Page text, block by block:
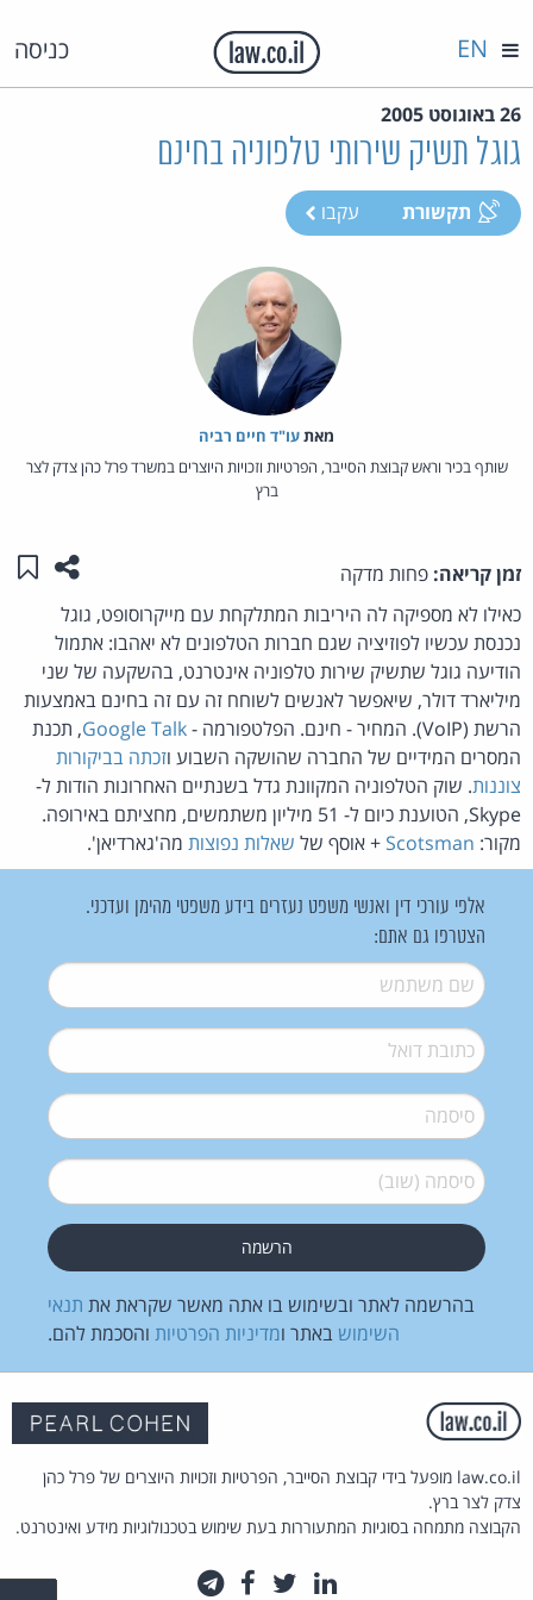
כניסה EN
26 באוגוסט 2005
גוגל תשיק שירותי טלפוניה בחינם
תקשורת עקבו
מאת‏עו"ד חיים רביה
שותף בכיר וראש קבוצת הסייבר, הפרטיות וזכויות היוצרים במשרד פרל כהן צדק לצר
ברץ
זמן קריאה: פחות מדקה שתפו
כאילו לא מספיקה לה היריבות המתלקחת עם מייקרוסופט, גוגל
נכנסת עכשיו לפוזיציה שגם חברות הטלפונים לא יאהבו: אתמול
הודיעה גוגל שתשיק שירות טלפוניה אינטרנט, בהשקעה של שני
מיליארד דולר, שיאפשר לאנשים לשוחח זה עם זה בחינם באמצעות
הרשת (VoIP). המחיר - חינם. הפלטפורמה -
Google Talk, תכנת
המסרים המידיים של החברה שהושקה השבוע וזכתה בביקורות
צוננות. שוק הטלפוניה המקוונת גדל בשנתיים האחרונות הודות ל-
Skype, הטוענת כיום ל- 51 מיליון משתמשים, מחציתם באירופה.
מקור: Scotsman + אוסף של שאלות נפוצות מה'גארדיאן'.
אלפי עורכי דין ואנשי משפט נעזרים בידע משפטי מהימן ועדכני.
הצטרפו גם אתם:
שם משתמש*
דואל*
סיסמה*
סיסמה (שוב)*
בהרשמה לאתר ובשימוש בו אתה מאשר שקראת את תנאי
השימוש באתר ומדיניות הפרטיות והסכמת להם.
law.co.il מופעל בידי קבוצת הסייבר, הפרטיות וזכויות היוצרים של פרל כהן
צדק לצר ברץ.
הקבוצה מתמחה בסוגיות המתעוררות בעת שימוש בטכנולוגיות מידע ואינטרנט.
לינקדאין
טוויטרפייסבוק